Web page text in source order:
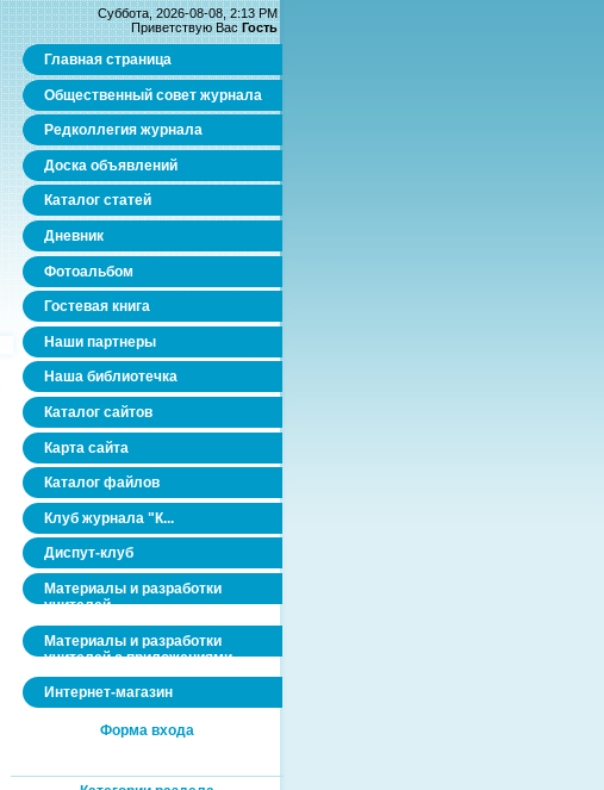
Суббота, 2026-08-08, 2:13 PM
Приветствую Вас Гость
Главная страница
Общественный совет журнала
Редколлегия журнала
Доска объявлений
Каталог статей
Дневник
Фотоальбом
Гостевая книга
Наши партнеры
Наша библиотечка
Каталог сайтов
Карта сайта
Каталог файлов
Клуб журнала "К...
Диспут-клуб
Материалы и разработки
учителей
Материалы и разработки
учителей с приложениями
Интернет-магазин
Форма входа